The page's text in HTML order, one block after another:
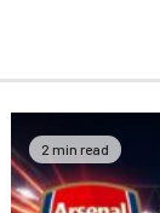
2 min read